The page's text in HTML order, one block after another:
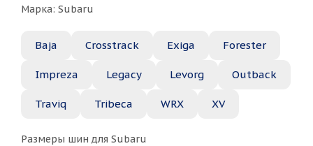
Марка: Subaru
Baja Crosstrack Exiga Forester
Impreza Legacy Levorg Outback
Traviq Tribeca WRX XV
Размеры шин для Subaru